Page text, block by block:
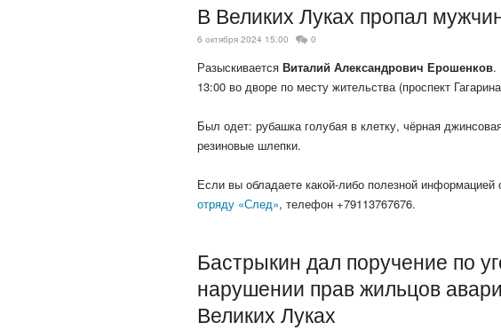
В Великих Луках пропал
6 октября 2024 15:00 0
Разыскивается Виталий Александрович Ерошенков.
13:00 во дворе по месту жительства (проспект
Был одет: рубашка голубая в клетку, чёрная
резиновые шлепки.
Если вы обладаете какой-либо полезной
отряду «След», телефон +79113767676.
Бастрыкин дал поручение по
нарушении прав жильцов
Великих Луках